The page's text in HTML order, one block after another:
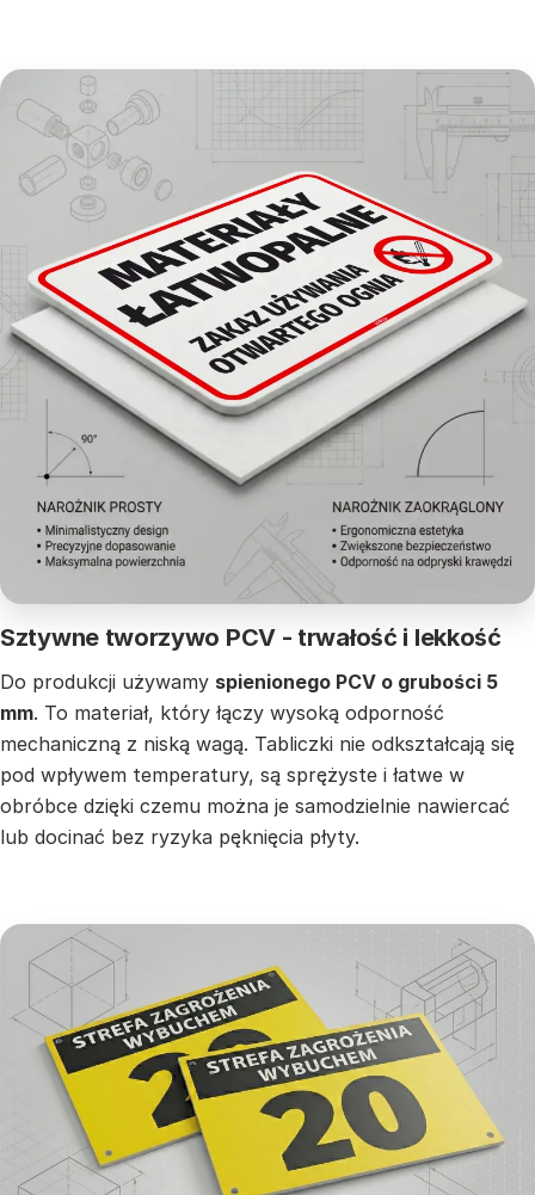
Sztywne tworzywo PCV - trwałość i lekkość
Do produkcji używamy spienionego PCV o grubości 5
mm. To materiał, który łączy wysoką odporność
mechaniczną z niską wagą. Tabliczki nie odkształcają się
pod wpływem temperatury, są sprężyste i łatwe w
obróbce dzięki czemu można je samodzielnie nawiercać
lub docinać bez ryzyka pęknięcia płyty.